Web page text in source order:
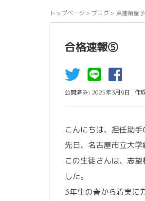
トップページ > ブログ > 東進衛星
合格速報⑤
公開済み: 2025年3月9日 作
こんにちは、担任助手
先日、名古屋市立大
この生徒さんは、志
した。
3年生の春から着実に